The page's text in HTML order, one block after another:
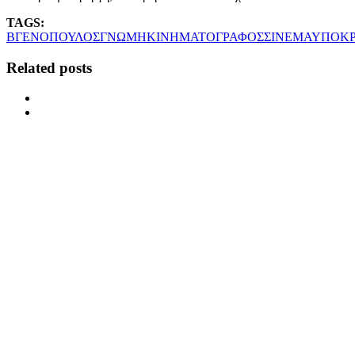
TAGS:
ΒΓΕΝΟΠΟΥΛΟΣΓΝΩΜΗΚΙΝΗΜΑΤΟΓΡΑΦΟΣΣΙΝΕΜΑ
Related posts